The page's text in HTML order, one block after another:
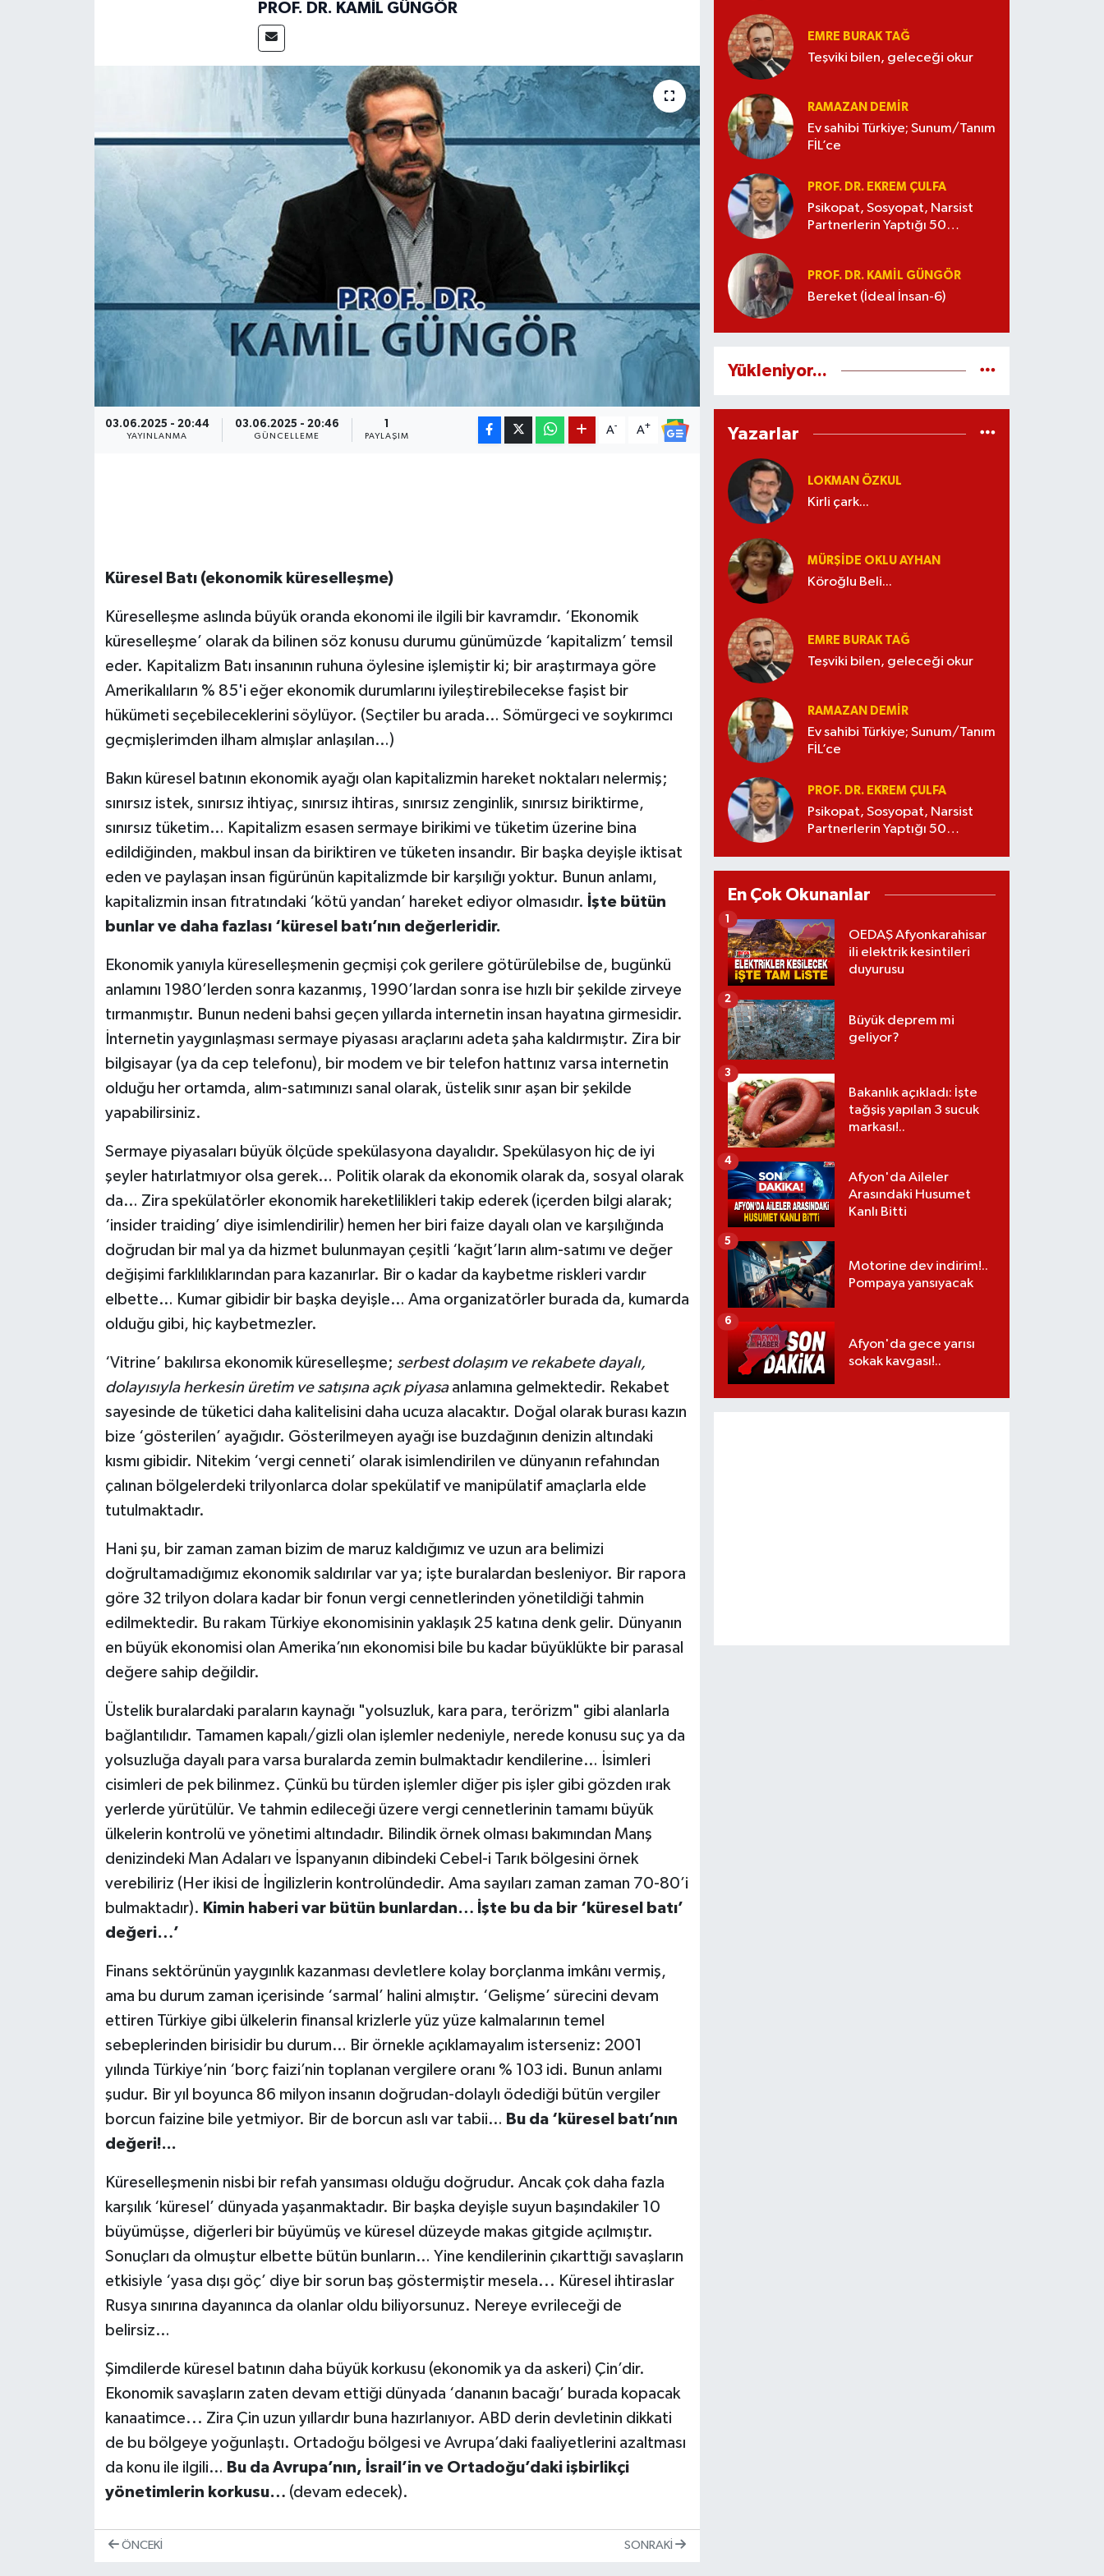
PROF. DR. KAMIL GÜNGÖR
03.06.2025 - 20:44
YAYINLANMA
03.06.2025 - 20:46
GÜNCELLEME PAYLAŞIM
A- A+
Küresel Batı (ekonomik küreselleşme)
Küreselleşme aslında büyük oranda ekonomi ile ilgili bir kavramdır. ‘Ekonomik
küreselleşme’ olarak da bilinen söz konusu durumu günümüzde ‘kapitalizm’ temsil
eder. Kapitalizm Batı insanının ruhuna öylesine işlemiştir ki; bir araştırmaya göre
Amerikalıların % 85'i eğer ekonomik durumlarını iyileştirebilecekse faşist bir
hükümeti seçebileceklerini söylüyor. (Seçtiler bu arada… Sömürgeci ve soykırımcı
geçmişlerimden ilham almışlar anlaşılan…)
Bakın küresel batının ekonomik ayağı olan kapitalizmin hareket noktaları nelermiş;
sınırsız istek, sınırsız ihtiyaç, sınırsız ihtiras, sınırsız zenginlik, sınırsız biriktirme,
sınırsız tüketim… Kapitalizm esasen sermaye birikimi ve tüketim üzerine bina
edildiğinden, makbul insan da biriktiren ve tüketen insandır. Bir başka deyişle iktisat
eden ve paylaşan insan figürünün kapitalizmde bir karşılığı yoktur. Bunun anlamı,
kapitalizmin insan fıtratındaki ‘kötü yandan’ hareket ediyor olmasıdır. İşte bütün
bunlar ve daha fazlası ‘küresel batı’nın değerleridir.
Ekonomik yanıyla küreselleşmenin geçmişi çok gerilere götürülebilse de, bugünkü
anlamını 1980’lerden sonra kazanmış, 1990’lardan sonra ise hızlı bir şekilde zirveye
tırmanmıştır. Bunun nedeni bahsi geçen yıllarda internetin insan hayatına girmesidir.
İnternetin yaygınlaşması sermaye piyasası araçlarını adeta şaha kaldırmıştır. Zira bir
bilgisayar (ya da cep telefonu), bir modem ve bir telefon hattınız varsa internetin
olduğu her ortamda, alım-satımınızı sanal olarak, üstelik sınır aşan bir şekilde
yapabilirsiniz.
Sermaye piyasaları büyük ölçüde spekülasyona dayalıdır. Spekülasyon hiç de iyi
şeyler hatırlatmıyor olsa gerek… Politik olarak da ekonomik olarak da, sosyal olarak
da… Zira spekülatörler ekonomik hareketlilikleri takip ederek (içerden bilgi alarak;
‘insider traiding’ diye isimlendirilir) hemen her biri faize dayalı olan ve karşılığında
doğrudan bir mal ya da hizmet bulunmayan çeşitli ‘kağıt’ların alım-satımı ve değer
değişimi farklılıklarından para kazanırlar. Bir o kadar da kaybetme riskleri vardır
elbette… Kumar gibidir bir başka deyişle… Ama organizatörler burada da, kumarda
olduğu gibi, hiç kaybetmezler.
‘Vitrine’ bakılırsa ekonomik küreselleşme; serbest dolaşım ve rekabete dayalı,
dolayısıyla herkesin üretim ve satışına açık piyasa anlamına gelmektedir. Rekabet
sayesinde de tüketici daha kalitelisini daha ucuza alacaktır. Doğal olarak burası kazın
bize ‘gösterilen’ ayağıdır. Gösterilmeyen ayağı ise buzdağının denizin altındaki
kısmı gibidir. Nitekim ‘vergi cenneti’ olarak isimlendirilen ve dünyanın refahından
çalınan bölgelerdeki trilyonlarca dolar spekülatif ve manipülatif amaçlarla elde
tutulmaktadır.
Hani şu, bir zaman zaman bizim de maruz kaldığımız ve uzun ara belimizi
doğrultamadığımız ekonomik saldırılar var ya; işte buralardan besleniyor. Bir rapora
göre 32 trilyon dolara kadar bir fonun vergi cennetlerinden yönetildiği tahmin
edilmektedir. Bu rakam Türkiye ekonomisinin yaklaşık 25 katına denk gelir. Dünyanın
en büyük ekonomisi olan Amerika’nın ekonomisi bile bu kadar büyüklükte bir parasal
değere sahip değildir.
Üstelik buralardaki paraların kaynağı "yolsuzluk, kara para, terörizm" gibi alanlarla
bağlantılıdır. Tamamen kapalı/gizli olan işlemler nedeniyle, nerede konusu suç ya da
yolsuzluğa dayalı para varsa buralarda zemin bulmaktadır kendilerine… İsimleri
cisimleri de pek bilinmez. Çünkü bu türden işlemler diğer pis işler gibi gözden ırak
yerlerde yürütülür. Ve tahmin edileceği üzere vergi cennetlerinin tamamı büyük
ülkelerin kontrolü ve yönetimi altındadır. Bilindik örnek olması bakımından Manş
denizindeki Man Adaları ve İspanyanın dibindeki Cebel-i Tarık bölgesini örnek
verebiliriz (Her ikisi de İngilizlerin kontrolündedir. Ama sayıları zaman zaman 70-80’i
bulmaktadır). Kimin haberi var bütün bunlardan… İşte bu da bir ‘küresel batı’
değeri…’
Finans sektörünün yaygınlık kazanması devletlere kolay borçlanma imkânı vermiş,
ama bu durum zaman içerisinde ‘sarmal’ halini almıştır. ‘Gelişme’ sürecini devam
ettiren Türkiye gibi ülkelerin finansal krizlerle yüz yüze kalmalarının temel
sebeplerinden birisidir bu durum… Bir örnekle açıklamayalım isterseniz: 2001
yılında Türkiye’nin ‘borç faizi’nin toplanan vergilere oranı % 103 idi. Bunun anlamı
şudur. Bir yıl boyunca 86 milyon insanın doğrudan-dolaylı ödediği bütün vergiler
borcun faizine bile yetmiyor. Bir de borcun aslı var tabii… Bu da ‘küresel batı’nın
değeri!...
Küreselleşmenin nisbi bir refah yansıması olduğu doğrudur. Ancak çok daha fazla
karşılık ‘küresel’ dünyada yaşanmaktadır. Bir başka deyişle suyun başındakiler 10
büyümüşse, diğerleri bir büyümüş ve küresel düzeyde makas gitgide açılmıştır.
Sonuçları da olmuştur elbette bütün bunların… Yine kendilerinin çıkarttığı savaşların
etkisiyle ‘yasa dışı göç’ diye bir sorun baş göstermiştir mesela... Küresel ihtiraslar
Rusya sınırına dayanınca da olanlar oldu biliyorsunuz. Nereye evrileceği de
belirsiz…
Şimdilerde küresel batının daha büyük korkusu (ekonomik ya da askeri) Çin’dir.
Ekonomik savaşların zaten devam ettiği dünyada ‘dananın bacağı’ burada kopacak
kanaatimce... Zira Çin uzun yıllardır buna hazırlanıyor. ABD derin devletinin dikkati
de bu bölgeye yoğunlaştı. Ortadoğu bölgesi ve Avrupa’daki faaliyetlerini azaltması
da konu ile ilgili… Bu da Avrupa’nın, İsrail’in ve Ortadoğu’daki işbirlikçi
yönetimlerin korkusu… (devam edecek).
ÖNCEKI SONRAKI
EMRE BURAK TAĞ
Teşviki bilen, geleceği okur
RAMAZAN DEMİR
Ev sahibi Türkiye; Sunum/Tanım
FİL’ce
PROF. DR. EKREM ÇULFA
Psikopat, Sosyopat, Narsist
Partnerlerin Yaptığı 50
PROF. DR. KAMIL GÜNGÖR
Bereket (İdeal İnsan-6)
Yükleniyor...
Yazarlar
LOKMAN ÖZKUL
Kirli çark...
MÜRŞIDE OKLU AYHAN
Köroğlu Beli...
EMRE BURAK TAĞ
Teşviki bilen, geleceği okur
RAMAZAN DEMİR
Ev sahibi Türkiye; Sunum/Tanım
FİL’ce
PROF. DR. EKREM ÇULFA
Psikopat, Sosyopat, Narsist
Partnerlerin Yaptığı 50
En Çok Okunanlar
OEDAŞ Afyonkarahisar
ili elektrik kesintileri
duyurusu
1
Büyük deprem mi
geliyor?
2
Bakanlık açıkladı: İşte
tağşiş yapılan 3 sucuk
markası!..
3
Afyon'da Aileler
Arasındaki Husumet
Kanlı Bitti
4
Motorine dev indirim!..
Pompaya yansıyacak
5
Afyon'da gece yarısı
sokak kavgası!..
6